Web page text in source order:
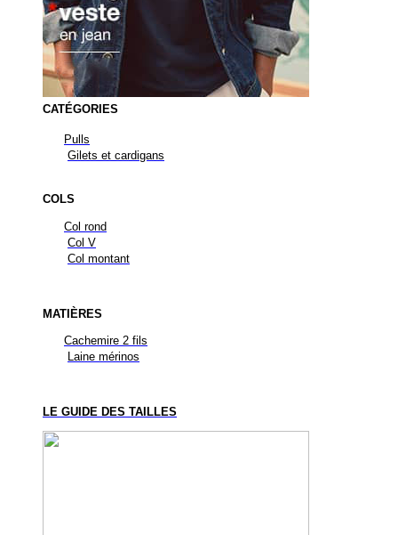
CATÉGORIES
Pulls
Gilets et cardigans
COLS
Col rond
Col V
Col montant
MATIÈRES
Cachemire 2 fils
Laine mérinos
LE GUIDE DES TAILLES